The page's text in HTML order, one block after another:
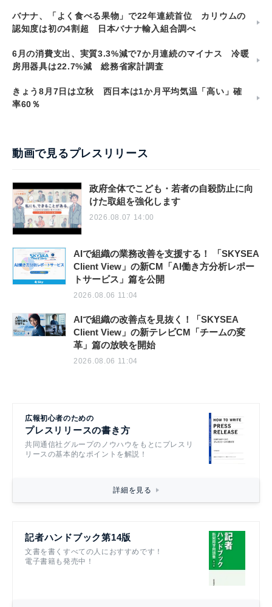
バナナ、「よく食べる果物」で22年連続首位 カリウムの
認知度は初の4割超 日本バナナ輸入組合調べ
6月の消費支出、実質3.3%減で7か月連続のマイナス 冷暖
房用器具は22.7%減 総務省家計調査
きょう8月7日は立秋 西日本は1か月平均気温「高い」確
率60％
動画で見るプレスリリース
政府全体でこども・若者の自殺防止に向
けた取組を強化します
2026.08.07 14:00
AIで組織の業務改善を支援する！ 「SKYSEA
Client View」の新CM「AI働き方分析レポー
トサービス」篇を公開
2026.08.06 11:04
AIで組織の改善点を見抜く！「SKYSEA
Client View」の新テレビCM「チームの変
革」篇の放映を開始
2026.08.06 11:04
広報初心者のための
プレスリリースの書き方
共同通信社グループのノウハウをもとにプレスリ
リースの基本的なポイントを解説！
詳細を見る
記者ハンドブック第14版
文書を書くすべての人におすすめです！
電子書籍も発売中！